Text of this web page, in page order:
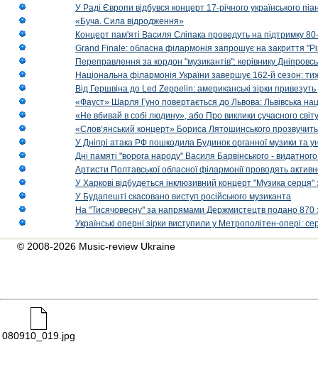
У Раді Європи відбувся концерт 17-річного українського
«Буча. Сила відродження»
Концерт пам'яті Василя Сліпака проведуть на підтримку
Grand Finale: обласна філармонія запрошує на закриття
Переправлення за кордон "музикантів": керівнику
Національна філармонія України завершує 162-й сезон:
Від Гершвіна до Led Zeppelin: американські зірки
«Фауст» Шарля Гуно повертається до Львова: Львівська
«Не вбивай в собі людину», або Про виклики сучасного світу
«Слов’янський концерт» Бориса Лятошинського
У Дніпрі атака РФ пошкодила Будинок органної музики та
Дні памяті "ворога народу" Василя Барвінського -
Артисти Полтавської обласної філармонії проводять
У Харкові відбудеться інклюзивний концерт "Музика
У Будапешті скасовано виступ російського музиканта
На "Тисячовесну" за напрямами Держмистецтв подано 870
Українські оперні зірки виступили у Метрополітен-опері:
© 2008-2026 Music-review Ukraine
080910_019.jpg